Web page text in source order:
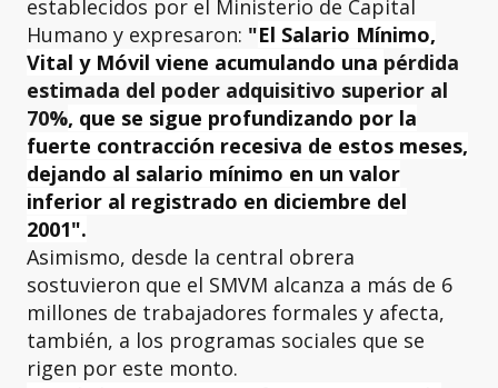
establecidos por el Ministerio de Capital
Humano y expresaron: "El Salario Mínimo,
Vital y Móvil viene acumulando una pérdida
estimada del poder adquisitivo superior al
70%, que se sigue profundizando por la
fuerte contracción recesiva de estos meses,
dejando al salario mínimo en un valor
inferior al registrado en diciembre del
2001".
Asimismo, desde la central obrera
sostuvieron que el SMVM alcanza a más de 6
millones de trabajadores formales y afecta,
también, a los programas sociales que se
rigen por este monto.